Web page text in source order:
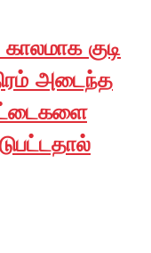
குடி
அடைந்த